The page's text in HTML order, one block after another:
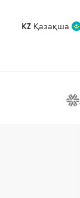
KZ Қазақша